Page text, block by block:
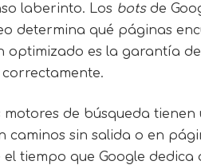
laberinto. Los botsde
determina qué páginas
optimizado es la garantía
motores de búsqueda
caminos sin salida o en
tiempo que Google